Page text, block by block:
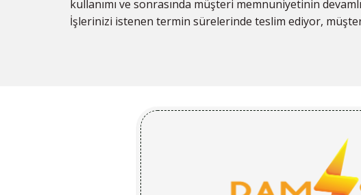
kullanımı ve sonrasında müşteri memnuniyetinin
İşlerinizi istenen termin sürelerinde teslim ediyor,